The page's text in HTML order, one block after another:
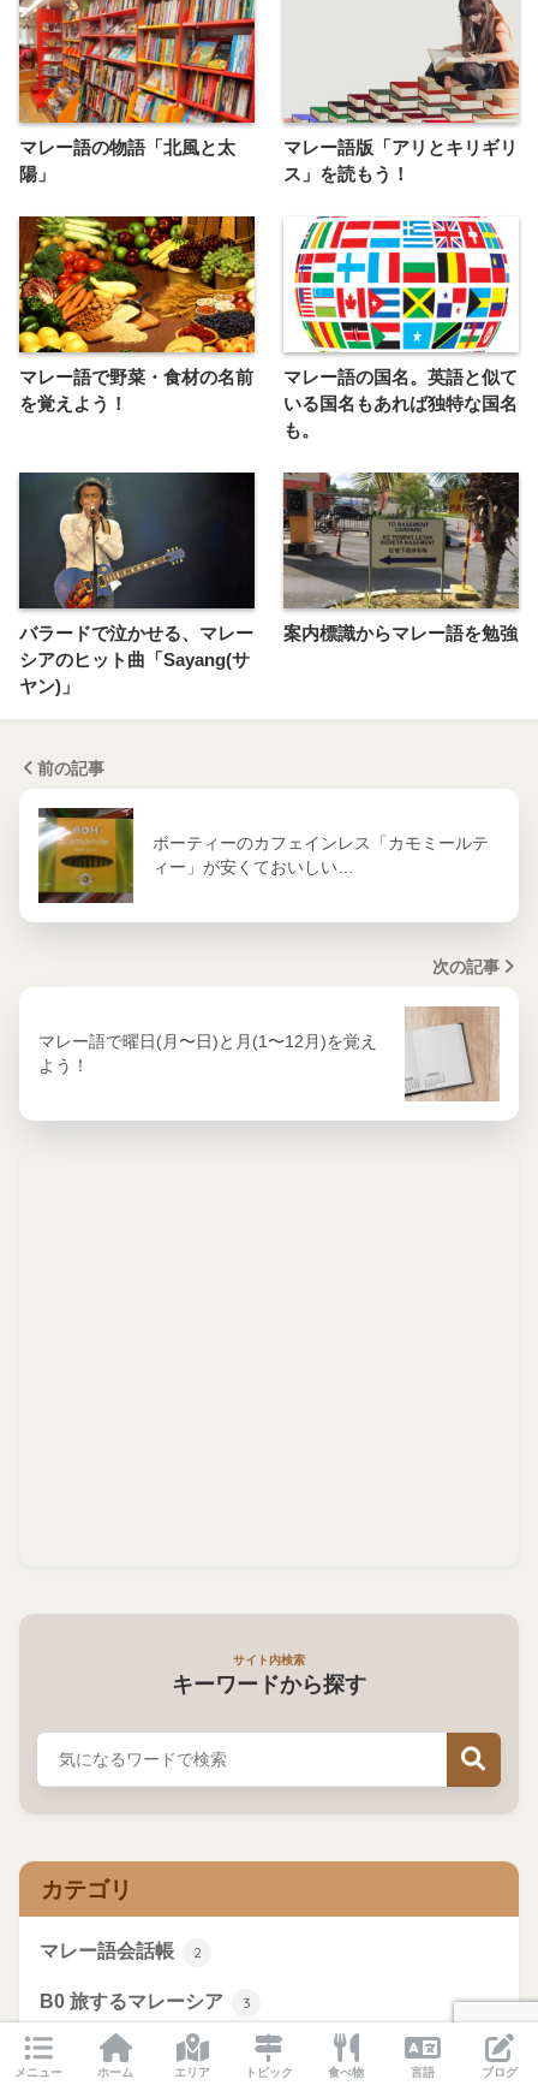
マレー語の物語「北風と太
陽」
マレー語版「アリとキリギリ
ス」を読もう！
マレー語で野菜・食材の名前
を覚えよう！
マレー語の国名。英語と似て
いる国名もあれば独特な国名
も。
バラードで泣かせる、マレー
シアのヒット曲「Sayang(サ
ヤン)」
案内標識からマレー語を勉強
前の記事
ボーティーのカフェインレス「カモミールテ
ィー」が安くておいしい…
次の記事
マレー語で曜日(月〜日)と月(1〜12月)を覚え
よう！
サイト内検索
キーワードから探す
カテゴリ
マレー語会話帳 2
B0 旅するマレーシア 3
B3 交通・通勤
メニュー ホーム エリア トピック 食べ物 言語 ブログ